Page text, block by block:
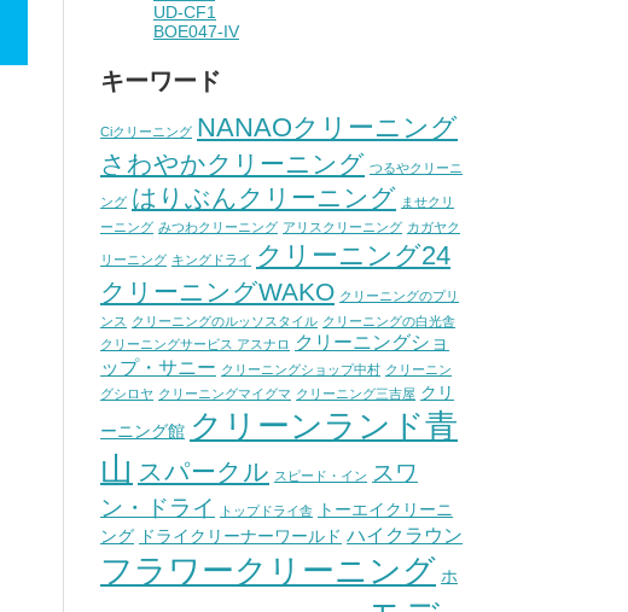
UD-CF1
BOE047-IV
キーワード
Ciクリーニング NANAOクリーニング
さわやかクリーニング つるやクリーニ
ング はりぶんクリーニング ませクリ
ーニング みつわクリーニング アリスクリーニング カガヤク
リーニング キングドライ クリーニング24
クリーニングWAKO クリーニングのプリ
ンス クリーニングのルッソスタイル クリーニングの白光舎
クリーニングサービス アスナロ
クリーニングショ
ップ・サニー クリーニングショップ中村 クリーニン
グシロヤ クリーニングマイグマ クリーニング三吉屋 クリ
ーニング館 クリーンランド青
山 スパークル スピード・イン スワ
ン・ドライ
トップドライ舎
トーエイクリーニ
ング ドライクリーナーワールド ハイクラウン
フラワークリーニング ホ